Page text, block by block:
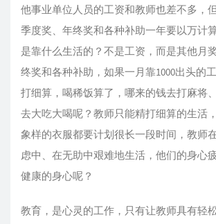
他事业单位人员的工资和教师也差不多，
季度奖、年终奖和各种补助一年要以万计
是靠什么生活的？不是工资，而是其他月
终奖和各种补助，如果一月靠1000出头的
打细算，喝稀饭算了，哪来的钱去打麻将
去大吃大喝呢？教师只能精打细算的生活
象样的衣服都要计划很长一段时间，教师
虑中、在无助中艰难地生活，他们的身心
健康的身心呢？
教育，是心灵的工作，只有让教师具有轻